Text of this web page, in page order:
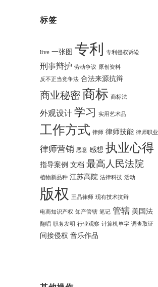
标签
live 一张图 专利 专利侵权诉讼
刑事辩护 劳动争议 原创资料
反不正当竞争法 合法来源抗辩
商业秘密商标 商标法
外观设计学习 实用艺术品
工作方式 律师 律师技能 律师职业
律师营销 恶意 感想 执业心得
指导案例 文档 最高人民法院
植物新品种 江苏高院 法律科技 活动
版权 王晶律师 现有技术抗辩
电商知识产权 知产管辖 笔记 管辖 美国法
翻唱 职务发明 行业观察 计算机单字 调查取证
间接侵权 音乐作品